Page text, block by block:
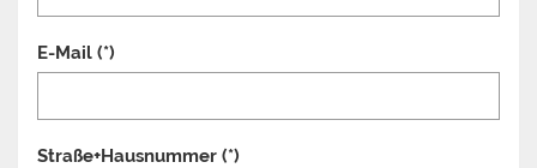
E-Mail (*)
Straße+Hausnummer (*)